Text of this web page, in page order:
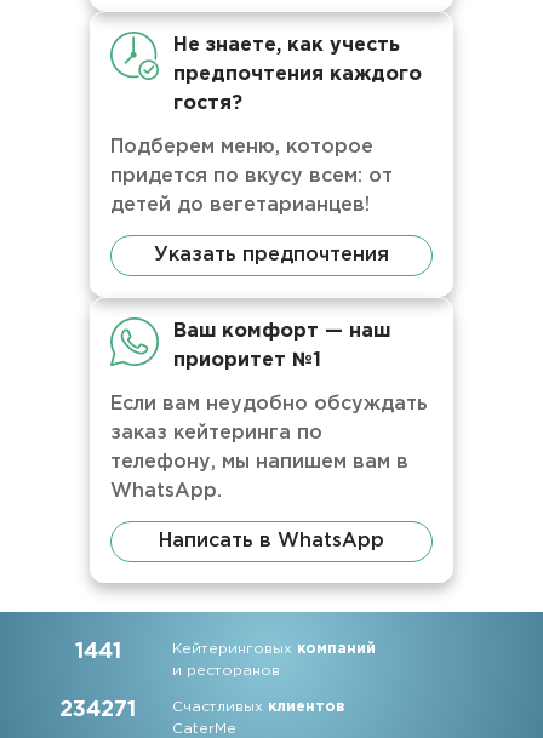
Не знаете, как учесть
предпочтения каждого
гостя?
Подберем меню, которое
придется по вкусу всем: от
детей до вегетарианцев!
Указать предпочтения
Ваш комфорт — наш
приоритет №1
Если вам неудобно обсуждать
заказ кейтеринга по
телефону, мы напишем вам в
WhatsApp.
Написать в WhatsApp
1441 Кейтеринговых компаний
и ресторанов
234271 Счастливых клиентов
CaterMe